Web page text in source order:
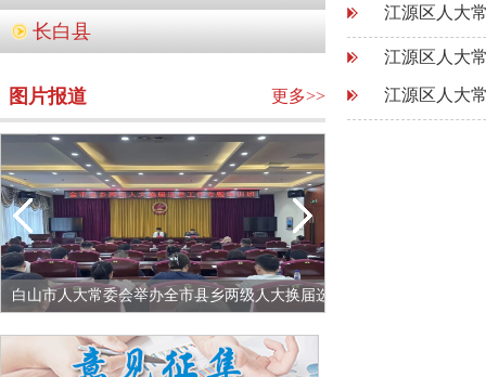
长白县
图片报道 更多>>
白山市人大常委会举办全市县乡两级人大换届选
江源区人大
江源区人大
江源区人大